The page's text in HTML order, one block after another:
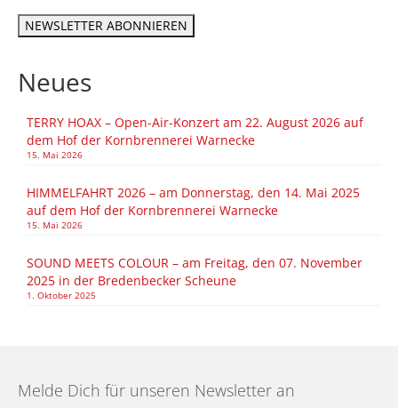
Neues
TERRY HOAX – Open-Air-Konzert am 22. August 2026 auf
dem Hof der Kornbrennerei Warnecke
15. Mai 2026
HIMMELFAHRT 2026 – am Donnerstag, den 14. Mai 2025
auf dem Hof der Kornbrennerei Warnecke
15. Mai 2026
SOUND MEETS COLOUR – am Freitag, den 07. November
2025 in der Bredenbecker Scheune
1. Oktober 2025
Melde Dich für unseren Newsletter an